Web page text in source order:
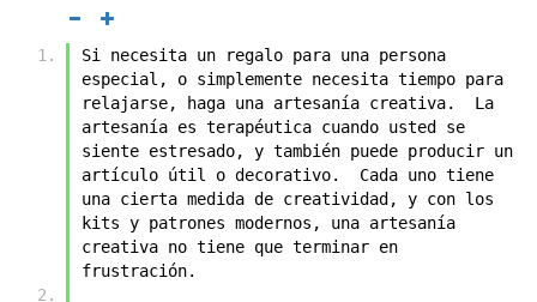
Si necesita un regalo para una persona
especial, o simplemente necesita tiempo para
relajarse, haga una artesanía creativa.  La
artesanía es terapéutica cuando usted se
siente estresado, y también puede producir un
artículo útil o decorativo.  Cada uno tiene
una cierta medida de creatividad, y con los
kits y patrones modernos, una artesanía
creativa no tiene que terminar en
frustración.